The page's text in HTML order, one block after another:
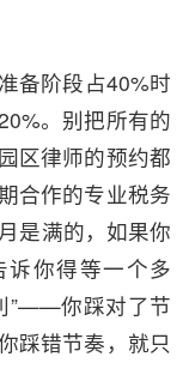
备阶段占40%时
。别把所有的
区律师的预约都
合作的专业税务
是满的，如果你
你得等一个多
”——你踩对了节
踩错节奏，就只